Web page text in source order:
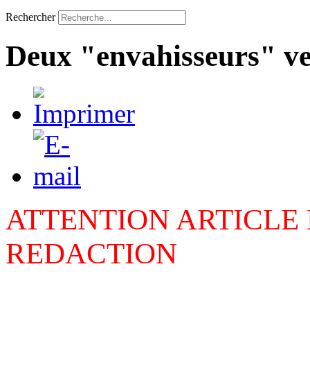
Rechercher
Deux "envahisseurs"
ATTENTION ARTICLE
REDACTION